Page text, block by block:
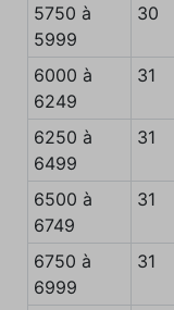
5750 à
5999
30
6000 à
6249
31
6250 à
6499
31
6500 à
6749
31
6750 à
6999
31